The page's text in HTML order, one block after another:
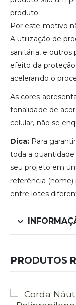
produto.
Por este motivo
A utilização de
sanitária, e outros
efeito da
acelerando o
As cores
tonalidade de
celular, não se
Dica: Para
toda a quantidade
seu projeto em
referência
entre lotes
PRODUTOS